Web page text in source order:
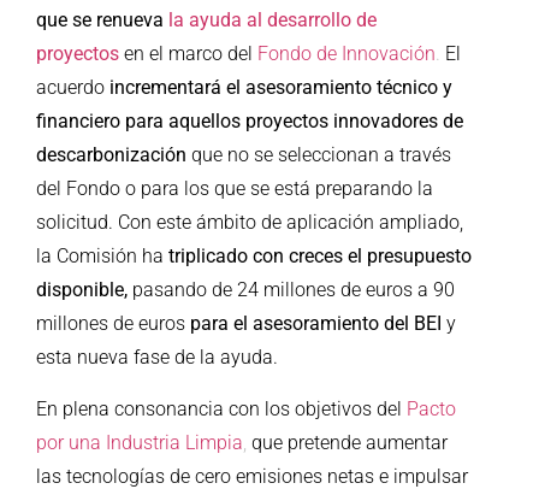
que se renueva la ayuda al desarrollo de
proyectos en el marco del Fondo de Innovación. El
acuerdo incrementará el asesoramiento técnico y
financiero para aquellos proyectos innovadores de
descarbonización que no se seleccionan a través
del Fondo o para los que se está preparando la
solicitud. Con este ámbito de aplicación ampliado,
la Comisión ha triplicado con creces el presupuesto
disponible, pasando de 24 millones de euros a 90
millones de euros para el asesoramiento del BEI y
esta nueva fase de la ayuda.
En plena consonancia con los objetivos del Pacto
por una Industria Limpia que pretende aumentar
las tecnologías de cero emisiones netas e impulsar